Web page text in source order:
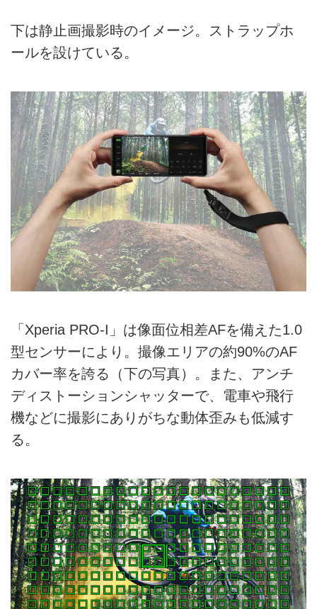
下は静止画撮影時のイメージ。ストラップホ
ールを設けている。
「Xperia PRO-I」は像面位相差AFを備えた1.0
型センサーにより。撮像エリアの約90%のAF
カバー率を誇る（下の写真）。また、アンチ
ディストーションシャッターで、電車や飛行
機などに撮影にありがちな動体歪みも低減す
る。